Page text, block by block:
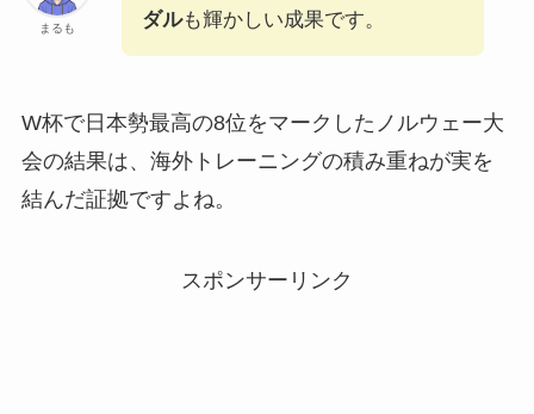
まるも
ダルも輝かしい成果です。
W杯で日本勢最高の8位をマークしたノルウェー大
会の結果は、海外トレーニングの積み重ねが実を
結んだ証拠ですよね。
スポンサーリンク